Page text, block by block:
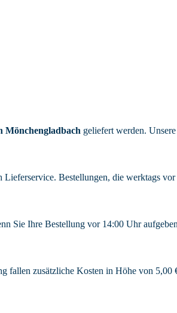
Mönchengladbach geliefert werden.
Bestellungen, die werktags
Sie Ihre Bestellung vor 14:00 Uhr
fallen zusätzliche Kosten in Höhe von